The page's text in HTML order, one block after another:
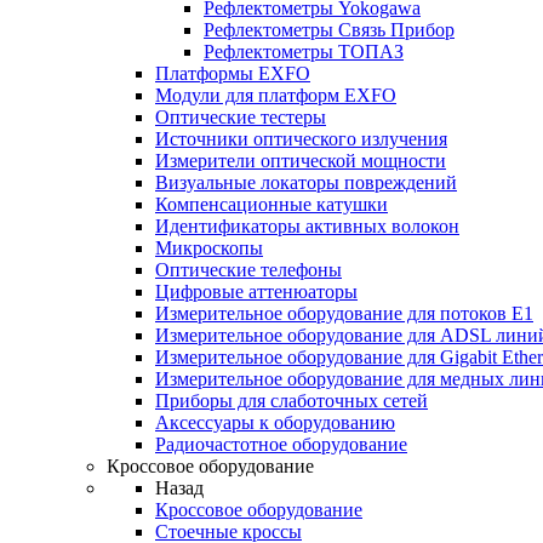
Рефлектометры Yokogawa
Рефлектометры Связь Прибор
Рефлектометры ТОПАЗ
Платформы EXFO
Модули для платформ EXFO
Оптические тестеры
Источники оптического излучения
Измерители оптической мощности
Визуальные локаторы повреждений
Компенсационные катушки
Идентификаторы активных волокон
Микроскопы
Оптические телефоны
Цифровые аттенюаторы
Измерительное оборудование для потоков Е1
Измерительное оборудование для ADSL
Измерительное оборудование для Gigabit
Измерительное оборудование для медных
Приборы для слаботочных сетей
Аксессуары к оборудованию
Радиочастотное оборудование
Кроссовое оборудование
Назад
Кроссовое оборудование
Стоечные кроссы